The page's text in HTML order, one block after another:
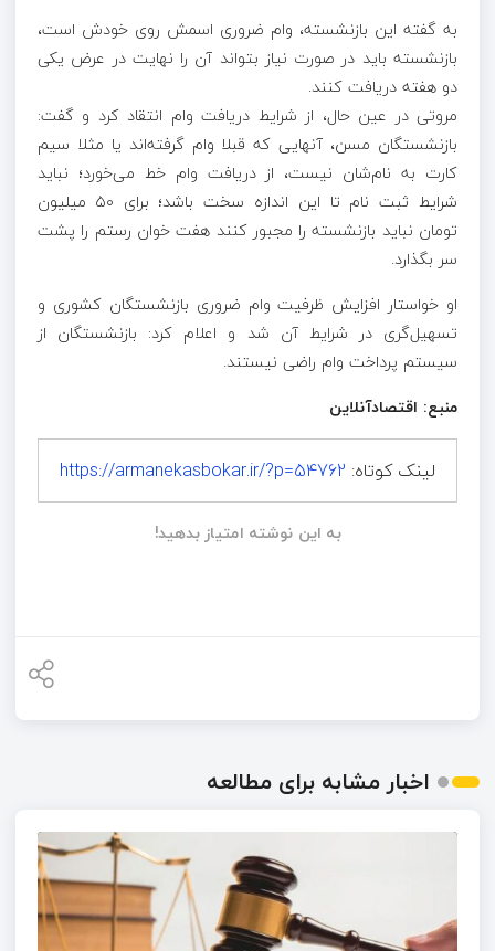
به گفته این بازنشسته، وام ضروری اسمش روی خودش است،
بازنشسته باید در صورت نیاز بتواند آن را نهایت در عرض یکی
دو هفته دریافت کنند.
مروتی در عین حال، از شرایط دریافت وام انتقاد کرد و گفت:
بازنشستگان مسن، آنهایی که قبلا وام گرفته‌اند یا مثلا سیم
کارت به نام‌شان نیست، از دریافت وام خط می‌خورد؛ نباید
شرایط ثبت نام تا این اندازه سخت باشد؛ برای ۵۰ میلیون
تومان نباید بازنشسته را مجبور کنند هفت خوان رستم را پشت
سر بگذارد.
او خواستار افزایش ظرفیت وام ضروری بازنشستگان کشوری و
تسهیل‌گری در شرایط آن شد و اعلام کرد: بازنشستگان از
سیستم پرداخت وام راضی نیستند.
منبع: اقتصادآنلاین
لینک کوتاه: https://armanekasbokar.ir/?p=54762
به این نوشته امتیاز بدهید!
اخبار مشابه برای مطالعه